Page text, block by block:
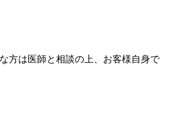
方は医師と相談の上、お客様自身で